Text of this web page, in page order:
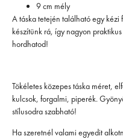
9 cm mély
A táska tetején található egy
készítünk rá, így nagyon
hordhatod!
Tökéletes közepes táska méret,
kulcsok, forgalmi, piperék.
stílusodra szabható!
Ha szeretnél valami egyedit